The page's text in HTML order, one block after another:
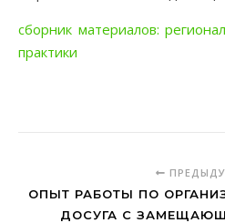
сборник материалов:
практики
ОПЫТ РАБОТЫ ПО
ДОСУГА С